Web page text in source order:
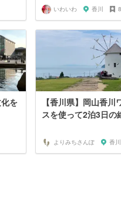
いわいわ 香川 8
を
【香川県】岡山香川
スを使って2泊3日の
よりみちさんぽ 香川